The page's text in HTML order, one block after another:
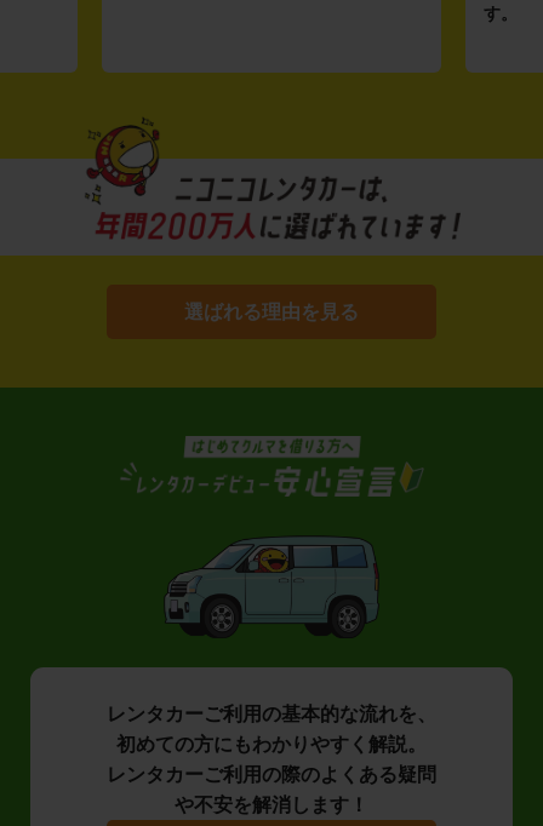
す。
選ばれる理由を見る
レンタカーご利用の基本的な流れを、
初めての方にもわかりやすく解説。
レンタカーご利用の際のよくある疑問
や不安を解消します！